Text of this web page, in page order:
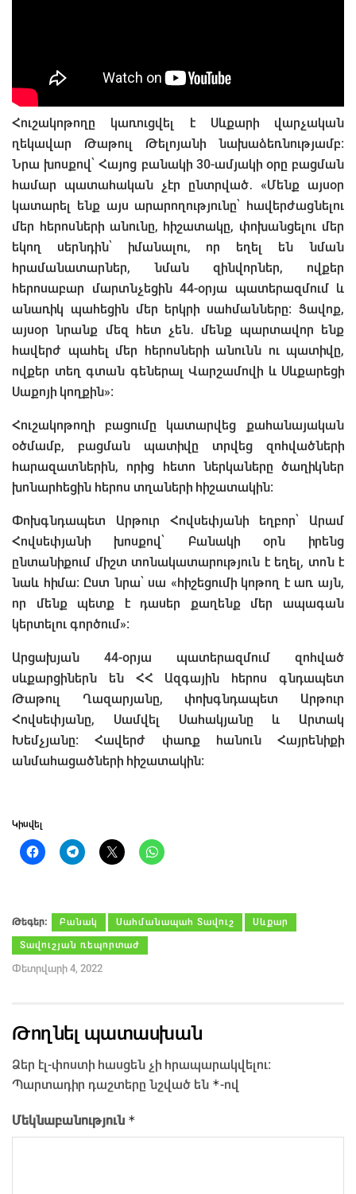
Հուշակոթողը կառուցվել է Սևքարի վարչական
ղեկավար Թաթուլ Թելոյանի նախաձեռնությամբ։
Նրա խոսքով՝ Հայոց բանակի 30-ամյակի օրը բացման
համար պատահական չէր ընտրված․ «Մենք այսօր
կատարել ենք այս արարողությունը՝ հավերժացնելու
մեր հերոսների անունը, հիշատակը, փոխանցելու մեր
եկող սերնդին՝ իմանալու, որ եղել են նման
հրամանատարներ, նման զինվորներ, ովքեր
հերոսաբար մարտնչեցին 44-օրյա պատերազմում և
անառիկ պահեցին մեր երկրի սահմանները։ Ցավոք,
այսօր նրանք մեզ հետ չեն․ մենք պարտավոր ենք
հավերժ պահել մեր հերոսների անունն ու պատիվը,
ովքեր տեղ գտան գեներալ Վարշամովի և Սևքարեցի
Սաքոյի կողքին»։
Հուշակոթողի բացումը կատարվեց քահանայական
օծմամբ, բացման պատիվը տրվեց զոհվածների
հարազատներին, որից հետո ներկաները ծաղիկներ
խոնարհեցին հերոս տղաների հիշատակին։
Փոխգնդապետ Արթուր Հովսեփյանի եղբոր՝ Արամ
Հովսեփյանի խոսքով՝ Բանակի օրն իրենց
ընտանիքում միշտ տոնակատարություն է եղել, տոն է
նաև հիմա։ Ըստ նրա՝ սա «հիշեցումի կոթող է առ այն,
որ մենք պետք է դասեր քաղենք մեր ապագան
կերտելու գործում»։
Արցախյան 44-օրյա պատերազմում զոհված
սևքարցիներն են ՀՀ Ազգային հերոս գնդապետ
Թաթուլ Ղազարյանը, փոխգնդապետ Արթուր
Հովսեփյանը, Սամվել Սահակյանը և Արտակ
Խեմչյանը։ Հավերժ փառք հանուն Հայրենիքի
անմահացածների հիշատակին։
Կիսվել
Թեգեր։ Բանակ Սահմանապահ Տավուշ Սևքար
Տավուշյան ռեպորտաժ
Փետրվարի 4, 2022
Թողնել պատասխան
Ձեր էլ-փոստի հասցեն չի հրապարակվելու։
Պարտադիր դաշտերը նշված են *-ով
Մեկնաբանություն *